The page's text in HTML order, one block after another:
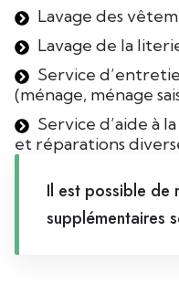
Lavage des
Lavage de la
Service
(ménage, ménage
Service d’aide à
et réparations
Il est possible de
supplémentaires